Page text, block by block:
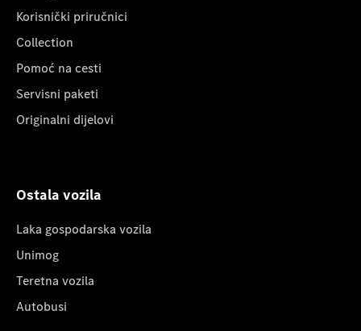
Korisnički priručnici
Collection
Pomoć na cesti
Servisni paketi
Originalni dijelovi
Ostala vozila
Laka gospodarska vozila
Unimog
Teretna vozila
Autobusi